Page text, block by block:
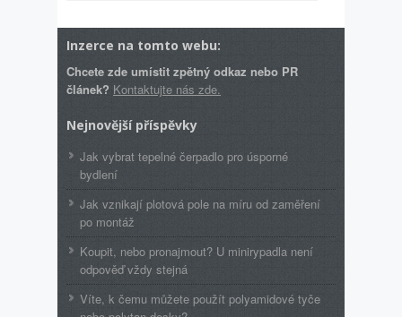
Inzerce na tomto webu:
Chcete zde umístit zpětný odkaz nebo PR
článek? Kontaktujte nás zde.
Nejnovější příspěvky
Jak vybrat tepelné čerpadlo pro úsporné
bydlení
Jak vznikají plotová pole na míru od zaměření
po montáž
Koupit, nebo pronajmout? U minirypadla není
odpověď vždy stejná
Víte, k čemu můžete použít polyamidové tyče